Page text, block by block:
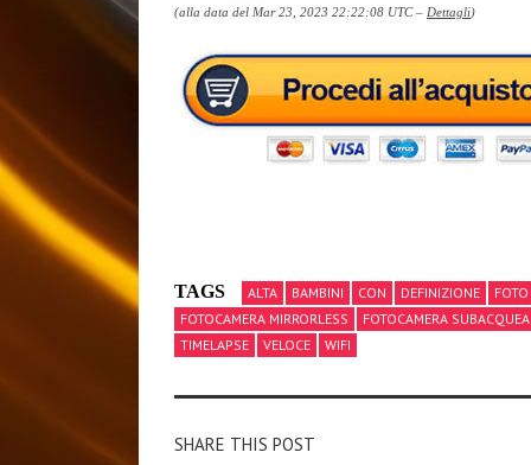
(alla data del Mar 23, 2023 22:22:08 UTC – Dettagli)
TAGS ALTA BAMBINI CON DEFINIZIONE
FOTO
FOTOCAMERA MIRRORLESS
FOTOCAMERA SUBACQUEA
TIMELAPSE
VELOCE WIFI
SHARE THIS POST